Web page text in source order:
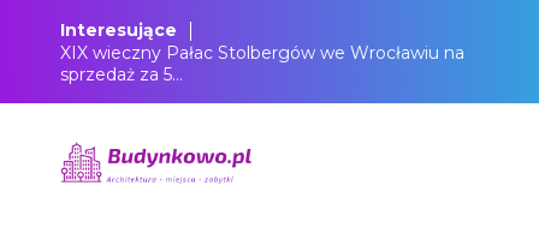
Interesujące
XIX wieczny Pałac Stolbergów we Wrocławiu na
sprzedaż za 5…